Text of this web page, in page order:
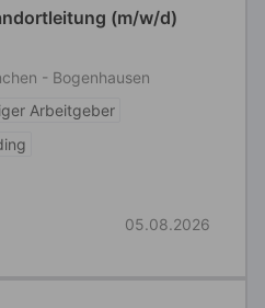
(m/w/d)
- Bogenhausen
Arbeitgeber
05.08.2026